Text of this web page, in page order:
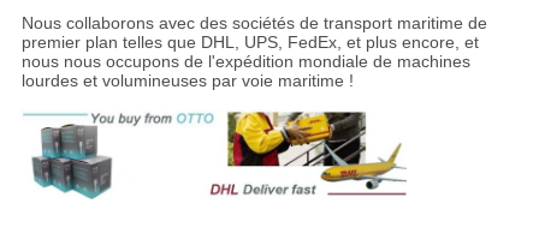
Nous collaborons avec des sociétés de transport maritime de
premier plan telles que DHL, UPS, FedEx, et plus encore, et
nous nous occupons de l'expédition mondiale de machines
lourdes et volumineuses par voie maritime !